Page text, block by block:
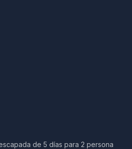
de 5 días para 2 persona